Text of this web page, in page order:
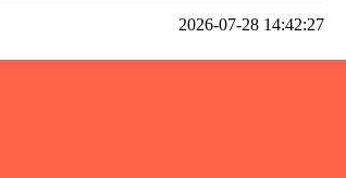
2026-07-28 14:42:27